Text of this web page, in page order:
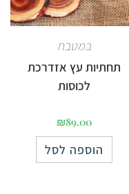
במטבח
תחתיות עץ אזדרכת
לכוסות
₪89.00
הוספה לסל